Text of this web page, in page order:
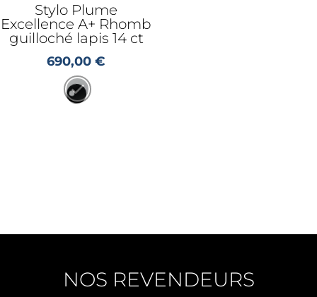
Stylo Plume
Excellence A+ Rhomb
guilloché lapis 14 ct
690,00€
NOS REVENDEURS